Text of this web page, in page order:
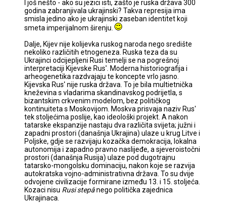
I još nešto - ako su jezici isti, zašto je ruska država 300
godina zabranjivala ukrajinski? Takva represija ima
smisla jedino ako je ukrajinski zaseban identitet koji
smeta imperijalnom širenju.
Dalje, Kijev nije kolijevka ruskog naroda nego središte
nekoliko različitih etnogeneza. Ruska teza da su
Ukrajinci odcijepljeni Rusi temelji se na pogrešnoj
interpretaciji Kijevske Rus'. Moderna historiografija i
arheogenetika razdvajaju te koncepte vrlo jasno.
Kijevska Rus' nije ruska država. To je bila multietnička
kneževina s vladarima skandinavskog podrijetla, s
bizantskim crkvenim modelom, bez političkog
kontinuiteta s Moskovijom. Moskva prisvaja naziv Rus'
tek stoljećima poslije, kao ideološki projekt. A nakon
tatarske ekspanzije nastaju dva različita svijeta; južni i
zapadni prostori (današnja Ukrajina) ulaze u krug Litve i
Poljske, gdje se razvijaju kozačka demokracija, lokalna
autonomija i zapadno pravno naslijeđe, a sjeveroistočni
prostori (današnja Rusija) ulaze pod dugotrajnu
tatarsko-mongolsku dominaciju, nakon koje se razvija
autokratska vojno-administrativna država. To su dvije
odvojene civilizacije formirane između 13. i 15. stoljeća.
Kozaci nisu Rusi stepânego politička zajednica
Ukrajinaca.